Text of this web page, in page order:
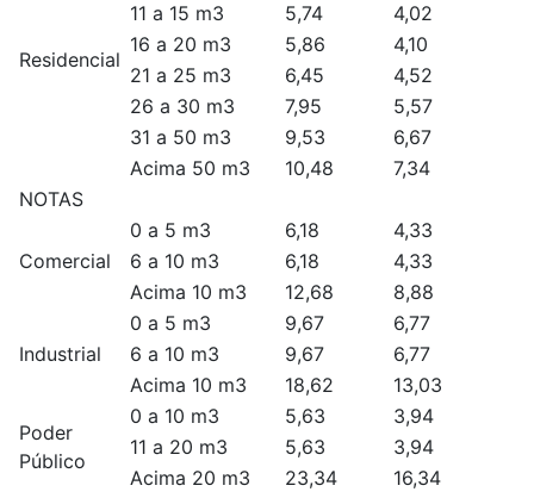
Residencial
11 a 15 m3
5,74
4,02
16 a 20 m3
5,86
4,10
21 a 25 m3
6,45
4,52
26 a 30 m3
7,95
5,57
31 a 50 m3
9,53
6,67
Acima 50 m3
10,48
7,34
NOTAS
Comercial
0 a 5 m3 6,18
4,33
6 a 10 m3
6,18
4,33
Acima 10 m3
12,68 8,88
Industrial
0 a 5 m3 9,67
6,77
6 a 10 m3
9,67
6,77
Acima 10 m3
18,62
13,03
Poder
Público
0 a 10 m3 5,63
3,94
11 a 20 m3
5,63
3,94
Acima 20 m3
23,34
16,34